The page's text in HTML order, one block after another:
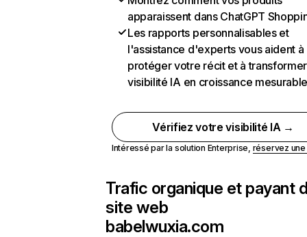
apparaissent dans ChatGPT
Les rapports personnalisables et
l'assistance d'experts vous aident à
protéger votre récit et à
visibilité IA en croissance
Vérifiez votre visibilité IA →
Intéressé par la solution Enterprise, réservez
Trafic organique et payant
site web
babelwuxia.com